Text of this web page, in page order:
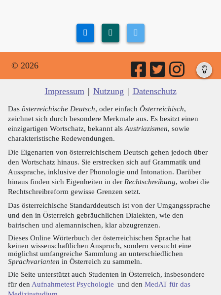
© 2026
Impressum | Nutzung | Datenschutz
Das österreichische Deutsch, oder einfach Österreichisch,
zeichnet sich durch besondere Merkmale aus. Es besitzt einen
einzigartigen Wortschatz, bekannt als Austriazismen, sowie
charakteristische Redewendungen.
Die Eigenarten von österreichischem Deutsch gehen jedoch über
den Wortschatz hinaus. Sie erstrecken sich auf Grammatik und
Aussprache, inklusive der Phonologie und Intonation. Darüber
hinaus finden sich Eigenheiten in der Rechtschreibung, wobei die
Rechtschreibreform gewisse Grenzen setzt.
Das österreichische Standarddeutsch ist von der Umgangssprache
und den in Österreich gebräuchlichen Dialekten, wie den
bairischen und alemannischen, klar abzugrenzen.
Dieses Online Wörterbuch der österreichischen Sprache hat
keinen wissenschaftlichen Anspruch, sondern versucht eine
möglichst umfangreiche Sammlung an unterschiedlichen
Sprachvarianten in Österreich zu sammeln.
Die Seite unterstützt auch Studenten in Österreich, insbesondere
für den Aufnahmetest Psychologie und den MedAT für das